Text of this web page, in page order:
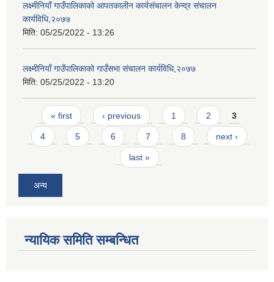
लक्ष्मीनियाँ गाउँपालिकाको आपतकालीन कार्यसंचालन केन्द्र संचालन
कार्यविधि,२०७७
मिति: 05/25/2022 - 13:26
लक्ष्मीनियाँ गाउँपालिकाको गाउँसभा संचालन कार्यविधि,२०७७
मिति: 05/25/2022 - 13:20
Pages
« first ‹ previous 1 2 3
4 5 6 7 8 next ›
last »
अन्य
न्यायिक समिति सम्बन्धित